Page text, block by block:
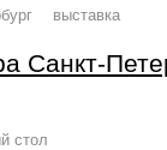
выставка
Санкт-
стол